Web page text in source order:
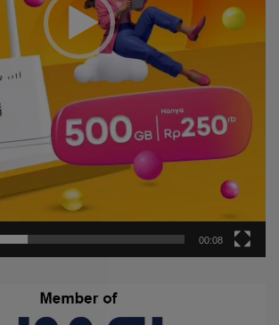
00:08